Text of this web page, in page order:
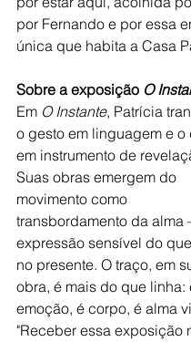
por Fernando e por essa
única que habita a Casa
Sobre a exposição O
Em O Instante, Patrícia
o gesto em linguagem e o
em instrumento de
Suas obras emergem do
movimento como
transbordamento da
expressão sensível do
no presente. O traço, em
obra, é mais do que linha:
emoção, é corpo, é alma
"Receber essa exposição